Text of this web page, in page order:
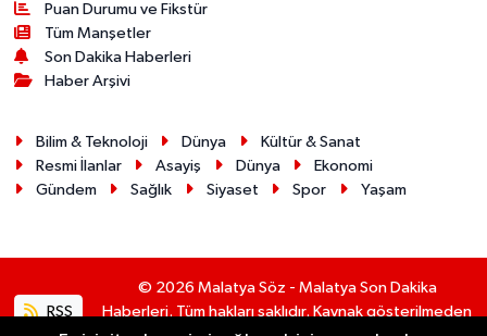
Puan Durumu ve Fikstür
Tüm Manşetler
Son Dakika Haberleri
Haber Arşivi
Bilim & Teknoloji Dünya
Kültür & Sanat
Resmi İlanlar
Asayiş Dünya
Ekonomi
Gündem
Sağlık Siyaset Spor Yaşam
RSS
© 2026 Malatya Söz - Malatya Son Dakika
Haberleri. Tüm hakları saklıdır. Kaynak gösterilmeden